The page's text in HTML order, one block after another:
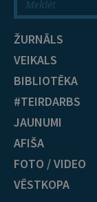
ŽURNĀLS
VEIKALS
BIBLIOTĒKA
#TEIRDARBS
JAUNUMI
AFIŠA
FOTO / VIDEO
VĒSTKOPA